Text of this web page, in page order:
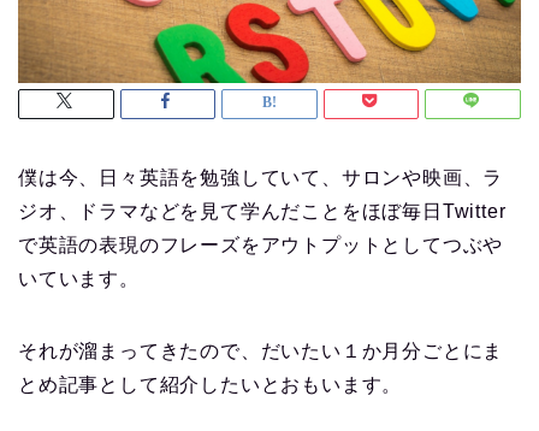
僕は今、日々英語を勉強していて、サロンや映画、ラ
ジオ、ドラマなどを見て学んだことをほぼ毎日Twitter
で英語の表現のフレーズをアウトプットとしてつぶや
いています。
それが溜まってきたので、だいたい１か月分ごとにま
とめ記事として紹介したいとおもいます。